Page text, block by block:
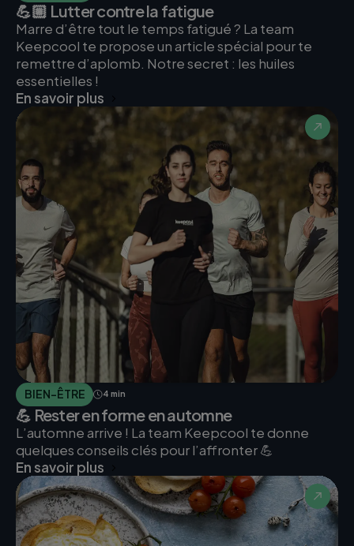
💪🏼 Lutter contre la fatigue
Marre d’être tout le temps fatigué ? La team
Keepcool te propose un article spécial pour te
remettre d’aplomb. Notre secret : les huiles
essentielles !
En savoir plus
BIEN-ÊTRE 4 min
💪 Rester en forme en automne
L’automne arrive ! La team Keepcool te donne
quelques conseils clés pour l’affronter 💪
En savoir plus